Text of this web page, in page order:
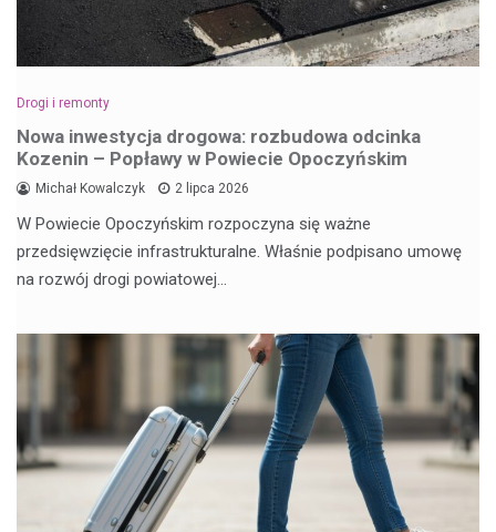
Drogi i remonty
Nowa inwestycja drogowa: rozbudowa odcinka
Kozenin – Popławy w Powiecie Opoczyńskim
Michał Kowalczyk 2 lipca 2026
W Powiecie Opoczyńskim rozpoczyna się ważne
przedsięwzięcie infrastrukturalne. Właśnie podpisano umowę
na rozwój drogi powiatowej…